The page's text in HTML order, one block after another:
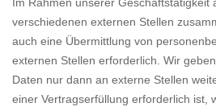
verschiedenen externen Stellen
auch eine Übermittlung von
externen Stellen erforderlich. Wir
Daten nur dann an externe Stellen
einer Vertragserfüllung erforderlich ist,